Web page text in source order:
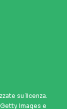
su licenza.
Images e